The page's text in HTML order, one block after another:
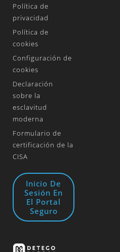
Política de
privacidad
Política de
cookies
Configuración de
cookies
Declaración
sobre la
esclavitud
moderna
Formulario de
certificación de la
CISA
Inicio De
Sesión En
El Portal
Seguro